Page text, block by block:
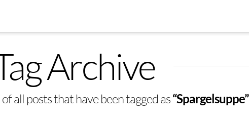
Archive
all posts that have been tagged as“Spargelsuppe”